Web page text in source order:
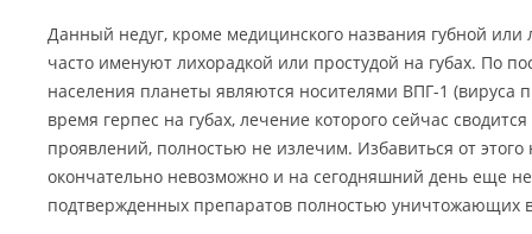
Данный недуг, кроме медицинского названия губной
часто именуют лихорадкой или простудой на губах. По
населения планеты являются носителями ВПГ-1 (вируса
время герпес на губах, лечение которого сейчас
проявлений, полностью не излечим. Избавиться от этого
окончательно невозможно и на сегодняшний день еще
подтвержденных препаратов полностью уничтожающих